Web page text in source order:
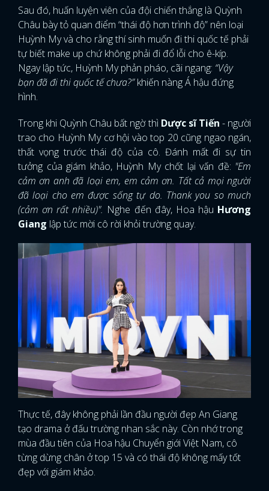
Sau đó, huấn luyện viên của đội chiến thắng là Quỳnh
Châu bày tỏ quan điểm “thái độ hơn trình độ” nên loại
Huỳnh My và cho rằng thí sinh muốn đi thi quốc tế phải
tự biết make up chứ không phải đi đổ lỗi cho ê-kíp.
Ngay lập tức, Huỳnh My phản pháo, cãi ngang: “Vậy
bạn đã đi thi quốc tế chưa?”khiến nàng Á hậu đứng
hình.
Trong khi Quỳnh Châu bất ngờ thì Dược sĩ Tiến - người
trao cho Huỳnh My cơ hội vào top 20 cũng ngao ngán,
thất vọng trước thái độ của cô. Đánh mất đi sự tin
tưởng của giám khảo, Huỳnh My chốt lại vấn đề: "Em
cảm ơn anh đã loại em, em cảm ơn. Tất cả mọi người
đã loại cho em được sống tự do. Thank you so much
(cảm ơn rất nhiều)". Nghe đến đây, Hoa hậu Hương
Giang lập tức mời cô rời khỏi trường quay.
Thực tế, đây không phải lần đầu người đẹp An Giang
tạo drama ở đấu trường nhan sắc này. Còn nhớ trong
mùa đầu tiên của Hoa hậu Chuyển giới Việt Nam, cô
từng dừng chân ở top 15 và có thái độ không mấy tốt
đẹp với giám khảo.